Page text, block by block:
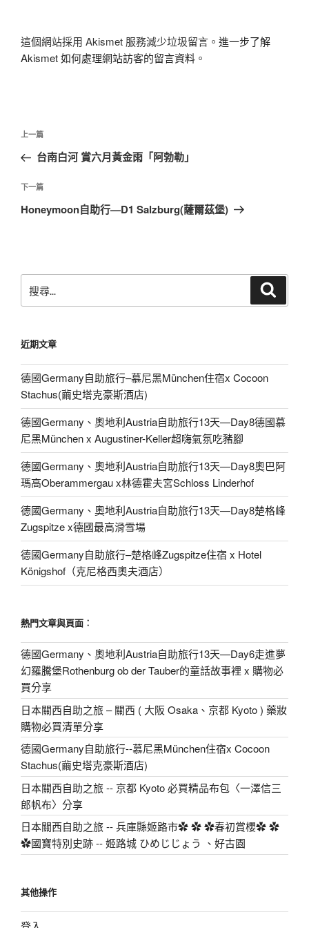
這個網站採用 Akismet 服務減少垃圾留言。 進一步了解
Akismet 如何處理網站訪客的留言資料 。
文
導
覽
上
一
文
章
上一篇
台南白河 賞六月黃金雨「阿勃勒」
下
一
下一篇
Honeymoon自助行—D1 Salzburg(薩爾茲堡)
尋
字:
近期文章
德國Germany自助旅行–慕尼黑München住宿x Cocoon
Stachus(繭史塔克豪斯酒店)
德國Germany、奧地利Austria自助旅行13天—Day8德國慕
尼黑München x Augustiner-Keller超嗨氣氛吃豬腳
德國Germany、奧地利Austria自助旅行13天—Day8奧巴阿
瑪高Oberammergau x林德霍夫宮Schloss Linderhof
德國Germany、奧地利Austria自助旅行13天—Day8楚格峰
Zugspitze x德國最高滑雪場
德國Germany自助旅行–楚格峰Zugspitze住宿 x Hotel
Königshof（克尼格西奧夫酒店）
熱門文章與頁面︰
德國Germany、奧地利Austria自助旅行13天—Day6走進夢
幻羅騰堡Rothenburg ob der Tauber的童話故事裡 x 購物必
買分享
日本關西自助之旅 – 關西 ( 大阪 Osaka、京都 Kyoto ) 藥妝
購物必買清單分享
德國Germany自助旅行--慕尼黑München住宿x Cocoon
Stachus(繭史塔克豪斯酒店)
日本關西自助之旅 -- 京都 Kyoto 必買精品布包〈一澤信三
郎帆布〉分享
日本關西自助之旅 -- 兵庫縣姬路市✿ ✿ ✿春初賞櫻✿ ✿
✿國寶特別史跡 -- 姬路城 ひめじじょう 、好古園
其他操作